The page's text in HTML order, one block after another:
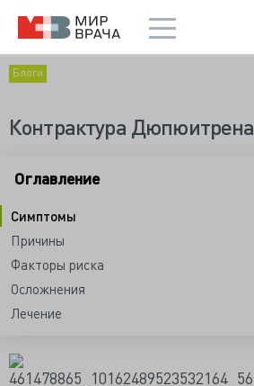
Блоги
Контрактура Дюпюитрена
Оглавление
Симптомы
Причины
Факторы риска
Осложнения
Лечение